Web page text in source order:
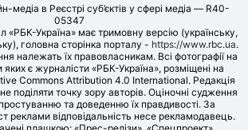
медіа в Реєстрі суб’єктів у сфері медіа — R40-
05347
«РБК-Україна» має тримовну версію (українську,
головна сторінка порталу - https://www.rbc.ua.
належать їх правовласникам. Всі фотографії на
є журналісти «РБК-Україна», розміщені на
Commons Attribution 4.0 International. Редакція
поділяти точку зору авторів. Оціночні судження
та доведенню їх правдивості. За
реклами відповідальність несе рекламодавець.